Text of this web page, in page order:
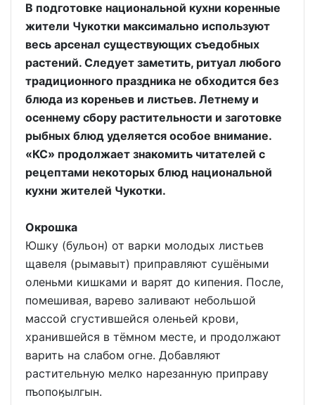
В подготовке национальной кухни коренные
жители Чукотки максимально используют
весь арсенал существующих съедобных
растений. Следует заметить, ритуал любого
традиционного праздника не обходится без
блюда из кореньев и листьев. Летнему и
осеннему сбору растительности и заготовке
рыбных блюд уделяется особое внимание.
«КС» продолжает знакомить читателей с
рецептами некоторых блюд национальной
кухни жителей Чукотки.
Окрошка
Юшку (бульон) от варки молодых листьев
щавеля (рымавыт) приправляют сушёными
оленьми кишками и варят до кипения. После,
помешивая, варево заливают небольшой
массой сгустившейся оленьей крови,
хранившейся в тёмном месте, и продолжают
варить на слабом огне. Добавляют
растительную мелко нарезанную приправу
пъопоӄылгын.